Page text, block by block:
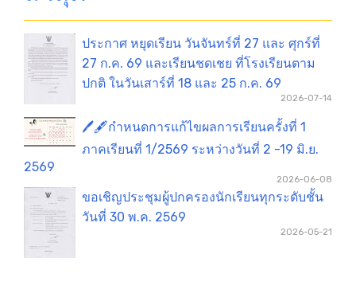
ประกาศ หยุดเรียน วันจันทร์ที่ 27 และ ศุกร์ที่
27 ก.ค. 69 และเรียนชดเชย ที่โรงเรียนตาม
ปกติ ในวันเสาร์ที่ 18 และ 25 ก.ค. 69
2026-07-14
🖊️🖋️กำหนดการแก้ไขผลการเรียนครั้งที่ 1
ภาคเรียนที่ 1/2569 ระหว่างวันที่ 2 -19 มิ.ย.
2569
2026-06-08
ขอเชิญประชุมผู้ปกครองนักเรียนทุกระดับชั้น
วันที่ 30 พ.ค. 2569
2026-05-21